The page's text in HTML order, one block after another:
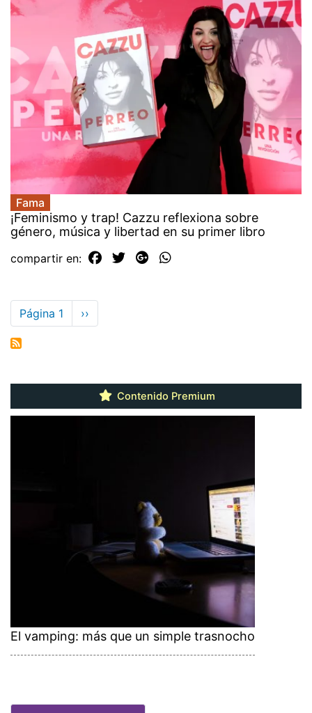
Fama
¡Feminismo y trap! Cazzu reflexiona sobre
género, música y libertad en su primer libro
compartir en:
Paginación
Página 1
Siguiente
página
››
Contenido Premium
El vamping: más que un simple trasnocho